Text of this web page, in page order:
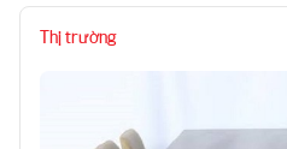
Thị trường